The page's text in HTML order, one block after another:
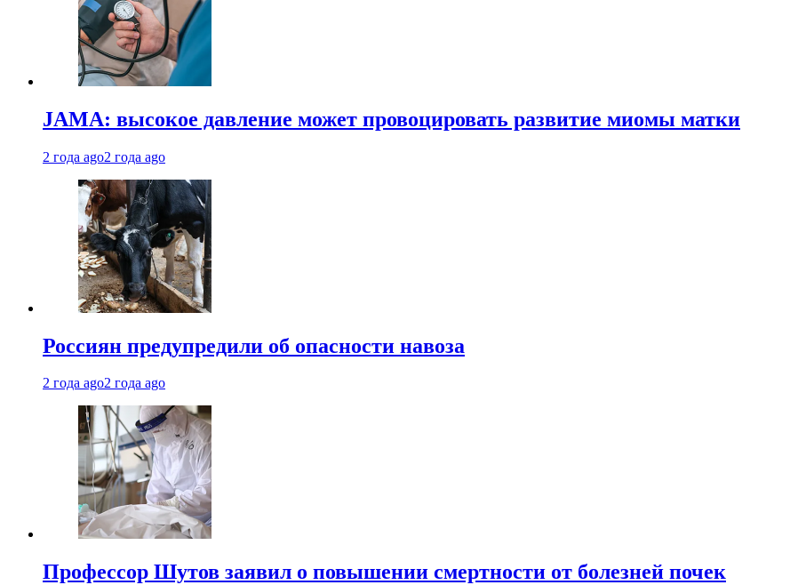
JAMA: высокое давление может провоцировать развитие миомы матки
2 года ago2 года ago
Россиян предупредили об опасности навоза
2 года ago2 года ago
Профессор Шутов заявил о повышении смертности от болезней почек